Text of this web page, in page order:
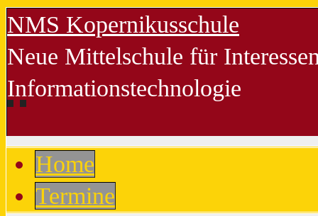
NMS Kopernikusschule
Neue Mittelschule für
Informationstechnologie
Home
Termine